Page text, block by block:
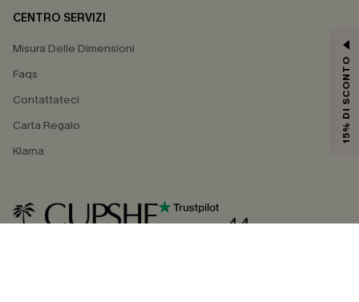
CENTRO SERVIZI
Misura Delle Dimensioni
Faqs
Contattateci
Carta Regalo
Klarna
4.4
15% DI SCONTO